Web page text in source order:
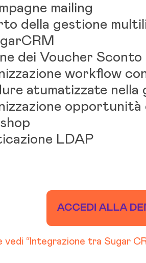
mailing
della gestione
dei Voucher
workflow
atumatizzate nella
LDAP
vedi “Integrazione tra Sugar